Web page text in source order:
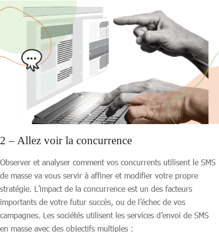
2 – Allez voir la concurrence
Observer et analyser comment vos concurrents utilisent le SMS
de masse va vous servir à affiner et modifier votre propre
stratégie. L’impact de la concurrence est un des facteurs
importants de votre futur succès, ou de l’échec de vos
campagnes. Les sociétés utilisent les services d’envoi de SMS
en masse avec des objectifs multiples :